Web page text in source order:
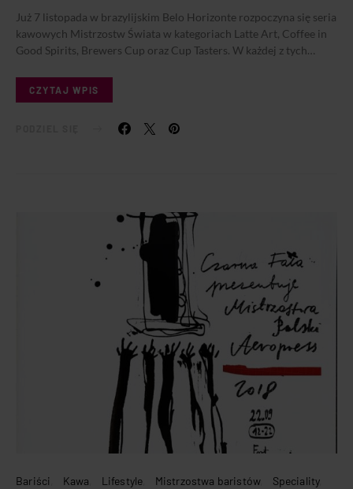
Już 7 listopada w brazylijskim Belo Horizonte rozpoczyna się seria
kawowych Mistrzostw Świata w kategoriach Latte Art, Coffee in
Good Spirits, Brewers Cup oraz Cup Tasters. W każdej z tych…
CZYTAJ WPIS
Bariści Kawa Lifestyle Mistrzostwa baristów
Speciality